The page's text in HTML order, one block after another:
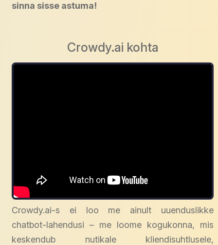
sinna sisse astuma!
Crowdy.ai kohta
Crowdy.ai-s ei loo me ainult uuenduslikke
chatbot-lahendusi – me loome kogukonna, mis
keskendub nutikale kliendisuhtlusele,